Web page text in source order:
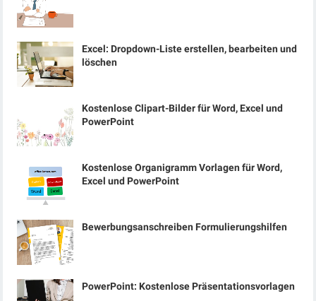
Excel: Dropdown-Liste erstellen, bearbeiten und
löschen
Kostenlose Clipart-Bilder für Word, Excel und
PowerPoint
Kostenlose Organigramm Vorlagen für Word,
Excel und PowerPoint
Bewerbungsanschreiben Formulierungshilfen
PowerPoint: Kostenlose Präsentationsvorlagen